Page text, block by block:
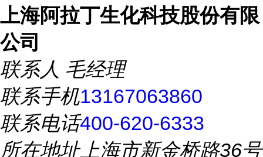
上海阿拉丁生化科技股份有限
公司
联系人 毛经理
联系手机13167063860
联系电话400-620-6333
所在地址上海市新金桥路36号